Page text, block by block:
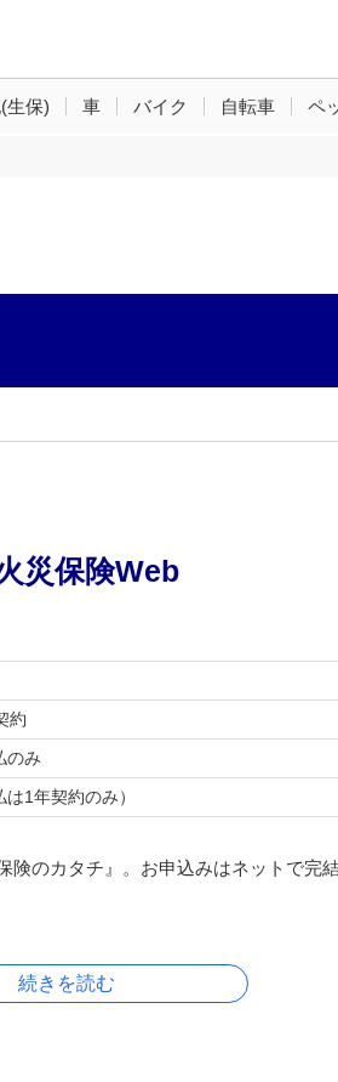
生保) 車 バイク 自転車 ペ
災保険Web
約
のみ
1年契約のみ）
険のカタチ』。お申込みはネットで完
する信頼できる修理業者が修理を行い
充実！
続きを読む